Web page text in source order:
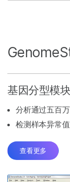
基因分型模块
分析通过五百
检测样本异常值
查看更多